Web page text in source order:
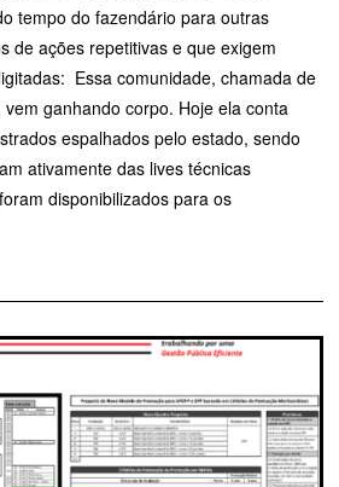
tempo do fazendário para outras
de ações repetitivas e que exigem
Essa comunidade, chamada de
ganhando corpo. Hoje ela conta
espalhados pelo estado, sendo
ativamente das lives técnicas
disponibilizados para os